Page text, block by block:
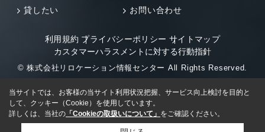
貸したい
お問い合わせ
利用規約 プライバシーポリシー サイトマップ
カスタマーハラスメントに対する行動指針
© 株式会社リロケーション情報センター All Rights Reserved.
当サイトでは、お客様の当サイト利用状況把握、サービス向上検討を目的と
して、クッキー（Cookie）を使用しています。
詳しくは、当社の 「Cookieの取扱いについて」 をご確認ください。